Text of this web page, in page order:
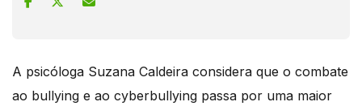
A psicóloga Suzana Caldeira considera que o combate
ao bullying e ao cyberbullying passa por uma maior